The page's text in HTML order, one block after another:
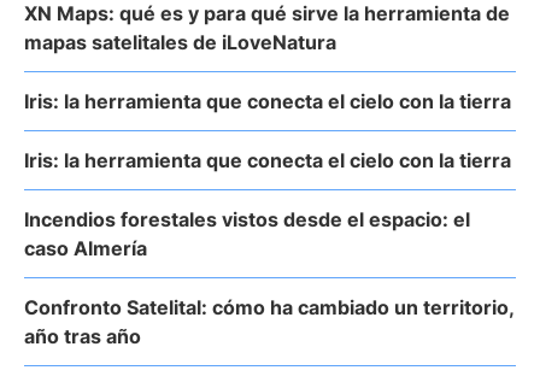
XN Maps: qué es y para qué sirve la herramienta de
mapas satelitales de iLoveNatura
Iris: la herramienta que conecta el cielo con la tierra
Iris: la herramienta que conecta el cielo con la tierra
Incendios forestales vistos desde el espacio: el
caso Almería
Confronto Satelital: cómo ha cambiado un territorio,
año tras año